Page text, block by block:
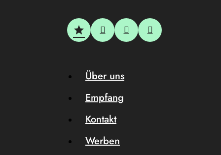
Über uns
Empfang
Kontakt
Werben